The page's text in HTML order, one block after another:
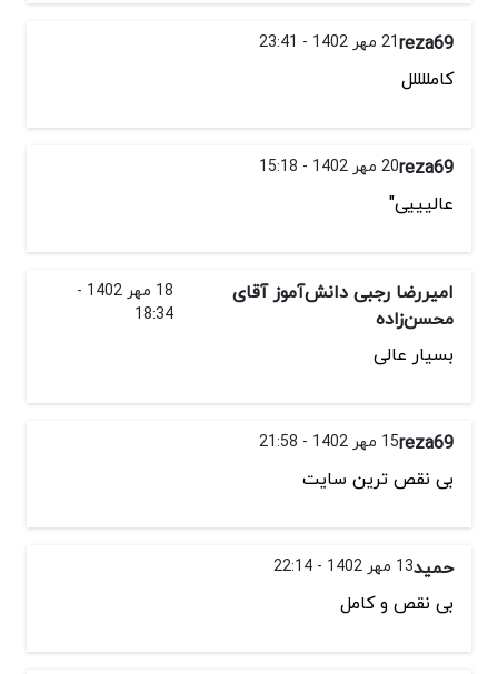
reza6921 مهر 1402 - 23:41
کامللللل
reza6920 مهر 1402 - 15:18
عالیییی"
امیررضا رجبی دانش‌آموز آقای
محسن‌زاده
18 مهر 1402 -
18:34
بسیار عالی
reza6915 مهر 1402 - 21:58
بی نقص ترین سایت
حمید13 مهر 1402 - 22:14
بی نقص و کامل